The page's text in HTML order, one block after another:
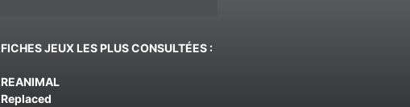
FICHES JEUX LES PLUS CONSULTÉES :
REANIMAL
Replaced